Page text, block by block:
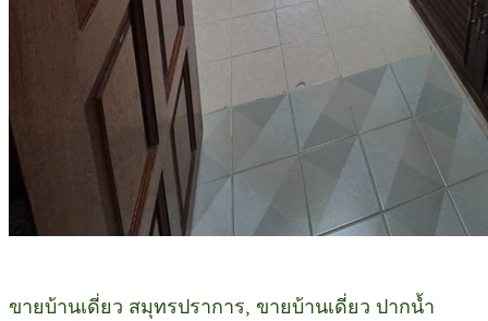
ขายบ้านเดี่ยว สมุทรปราการ, ขายบ้านเดี่ยว ปากน้ำ